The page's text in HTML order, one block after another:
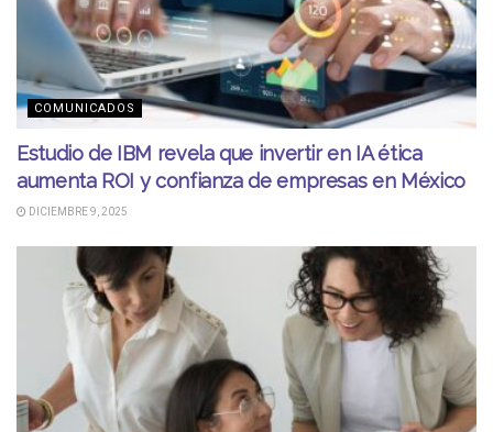
COMUNICADOS
Estudio de IBM revela que invertir en IA ética
aumenta ROI y confianza de empresas en México
DICIEMBRE 9, 2025